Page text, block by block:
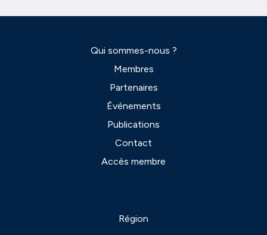
Qui sommes-nous ?
Membres
Partenaires
Événements
Publications
Contact
Accès membre
Région